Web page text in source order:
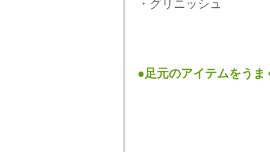
・グリニッシュ
●足元のアイテムをう